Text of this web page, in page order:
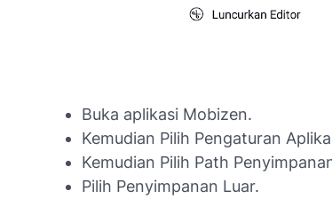
Buka aplikasi Mobizen.
Kemudian Pilih Pengaturan
Kemudian Pilih Path
Pilih Penyimpanan Luar.